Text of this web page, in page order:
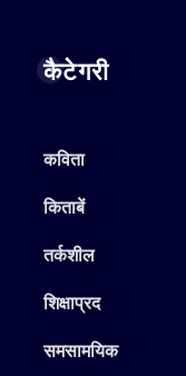
कैटेगरी
कविता
किताबें
तर्कशील
शिक्षाप्रद
समसामयिक